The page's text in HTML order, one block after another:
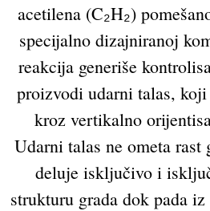
acetilena (C₂H₂)
specijalno dizajniranoj
reakcija generiše
proizvodi udarni talas,
kroz vertikalno
Udarni talas ne ometa rast
deluje isključivo i
strukturu grada dok pada